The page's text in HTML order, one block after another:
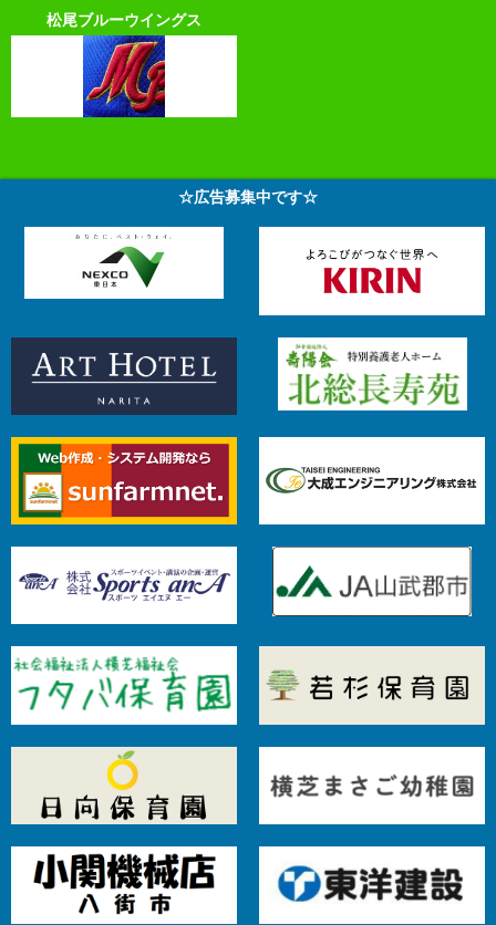
松尾ブルーウイングス
☆広告募集中です☆